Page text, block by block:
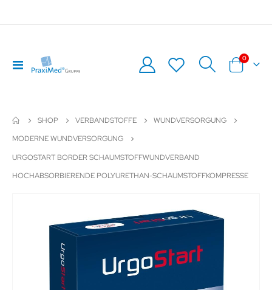
Navigation
umschalten
Warenkorb
0Artikel
SHOP VERBANDSTOFFE
WUNDVERSORGUNG
MODERNE WUNDVERSORGUNG
URGOSTART BORDER SCHAUMSTOFFWUNDVERBAND
HOCHABSORBIERENDE POLYURETHAN-SCHAUMSTOFFKOMPRESSE